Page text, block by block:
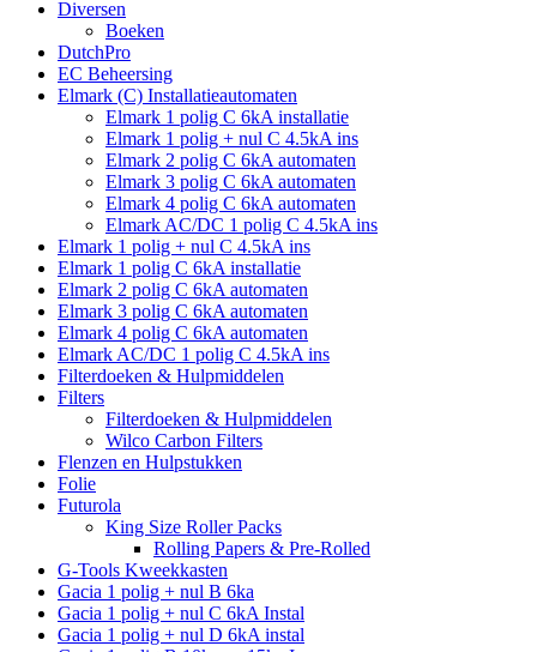
Diversen
Boeken
DutchPro
EC Beheersing
Elmark (C) Installatieautomaten
Elmark 1 polig C 6kA installatie
Elmark 1 polig + nul C 4.5kA ins
Elmark 2 polig C 6kA automaten
Elmark 3 polig C 6kA automaten
Elmark 4 polig C 6kA automaten
Elmark AC/DC 1 polig C 4.5kA ins
Elmark 1 polig + nul C 4.5kA ins
Elmark 1 polig C 6kA installatie
Elmark 2 polig C 6kA automaten
Elmark 3 polig C 6kA automaten
Elmark 4 polig C 6kA automaten
Elmark AC/DC 1 polig C 4.5kA ins
Filterdoeken & Hulpmiddelen
Filters
Filterdoeken & Hulpmiddelen
Wilco Carbon Filters
Flenzen en Hulpstukken
Folie
Futurola
King Size Roller Packs
Rolling Papers & Pre-Rolled
G-Tools Kweekkasten
Gacia 1 polig + nul B 6ka
Gacia 1 polig + nul C 6kA Instal
Gacia 1 polig + nul D 6kA instal